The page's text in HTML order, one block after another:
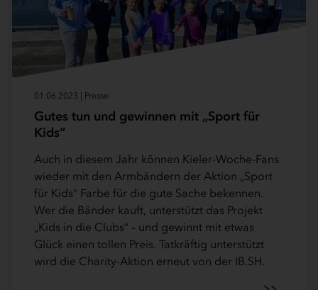
01.06.2023 | Presse
Gutes tun und gewinnen mit „Sport für
Kids“
Auch in diesem Jahr können Kieler-Woche-Fans
wieder mit den Armbändern der Aktion „Sport
für Kids“ Farbe für die gute Sache bekennen.
Wer die Bänder kauft, unterstützt das Projekt
„Kids in die Clubs“ – und gewinnt mit etwas
Glück einen tollen Preis. Tatkräftig unterstützt
wird die Charity-Aktion erneut von der IB.SH.